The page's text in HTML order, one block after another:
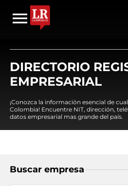
DIRECTORIO
EMPRESARIAL
¡Conozca la información esencial de
Colombia! Encuentre NIT, dirección,
datos empresarial mas grande del país.
Buscar empresa